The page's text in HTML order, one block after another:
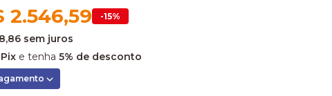
2.546,59 -15%
sem juros
Pix e tenha 5% de desconto